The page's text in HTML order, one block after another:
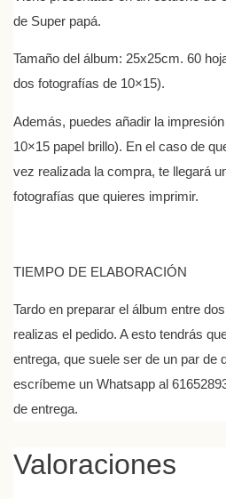
de Super papá.
Tamaño del álbum: 25x25cm. 60
dos fotografías de 10×15).
Además, puedes añadir la
10×15 papel brillo). En el caso de
vez realizada la compra, te llegará
fotografías que quieres imprimir.
TIEMPO DE ELABORACIÓN
Tardo en preparar el álbum entre
realizas el pedido. A esto tendrás
entrega, que suele ser de un par de
escríbeme un Whatsapp al
de entrega.
Valoraciones